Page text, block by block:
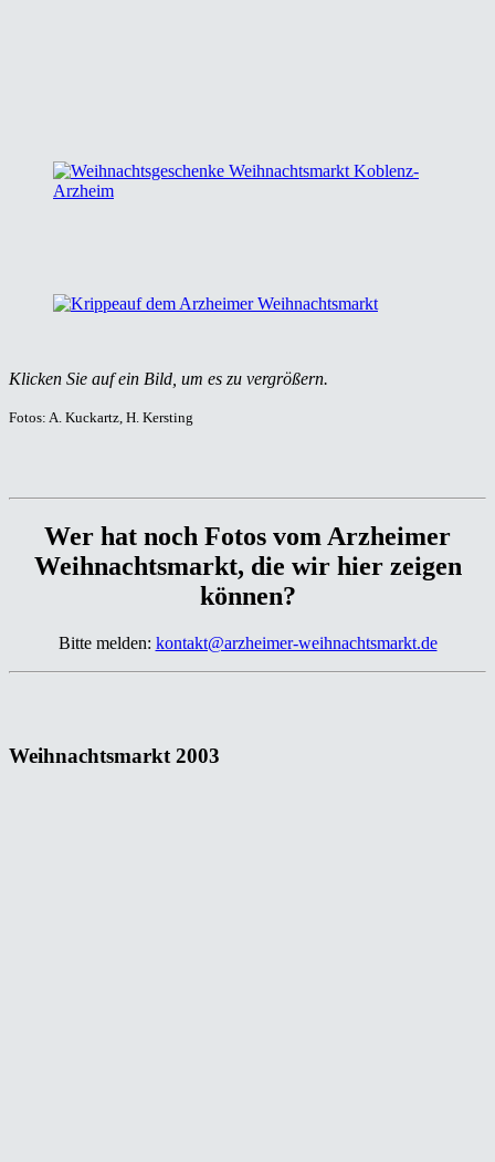
Klicken Sie auf ein Bild, um es zu vergrößern.
Fotos: A. Kuckartz, H. Kersting
Wer hat noch Fotos vom Arzheimer
Weihnachtsmarkt, die wir hier zeigen
können?
Bitte melden: kontakt@arzheimer-weihnachtsmarkt.de
Weihnachtsmarkt 2003